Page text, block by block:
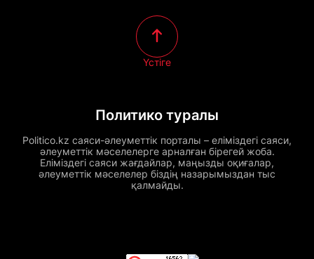
Политико туралы
Politico.kz саяси-әлеуметтік порталы – еліміздегі саяси,
әлеуметтік мәселелерге арналған бірегей жоба.
Еліміздегі саяси жағдайлар, маңызды оқиғалар,
әлеуметтік мәселелер біздің назарымыздан тыс
қалмайды.
Үстіге